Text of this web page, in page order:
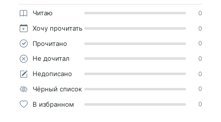
Читаю 0
Хочу прочитать 0
Прочитано 0
Не дочитал 0
Недописано 0
Чёрный список 0
В избранном 0